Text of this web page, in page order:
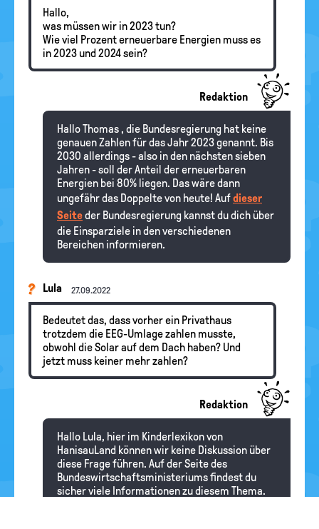
Hallo,
was müssen wir in 2023 tun?
Wie viel Prozent erneuerbare Energien muss es
in 2023 und 2024 sein?
Redaktion
Hallo Thomas , die Bundesregierung hat keine
genauen Zahlen für das Jahr 2023 genannt. Bis
2030 allerdings - also in den nächsten sieben
Jahren - soll der Anteil der erneuerbaren
Energien bei 80% liegen. Das wäre dann
ungefähr das Doppelte von heute! Aufdieser
Seiteder Bundesregierung kannst du dich über
die Einsparziele in den verschiedenen
Bereichen informieren.
Lula 27.09.2022
Bedeutet das, dass vorher ein Privathaus
trotzdem die EEG-Umlage zahlen musste,
obwohl die Solar auf dem Dach haben? Und
jetzt muss keiner mehr zahlen?
Redaktion
Hallo Lula, hier im Kinderlexikon von
HanisauLand können wir keine Diskussion über
diese Frage führen. Auf der Seite des
Bundeswirtschaftsministeriums findest du
sicher viele Informationen zu diesem Thema.